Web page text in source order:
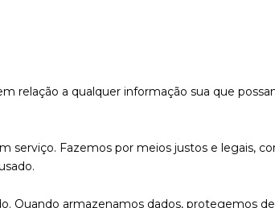
relação a qualquer informação sua que
serviço. Fazemos por meios justos e legais,
Quando armazenamos dados, protegemos